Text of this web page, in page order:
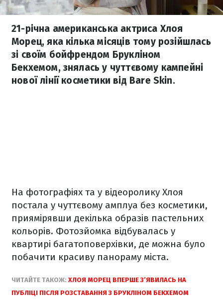
21-річна американська актриса Хлоя
Морец, яка кілька місяців тому розійшлась
зі своїм бойфрендом Брукліном
Бекхемом, знялась у чуттєвому кампейні
нової лінії косметики від Bare Skin.
На фотографіях та у відеоролику Хлоя
постала у чуттєвому амплуа без косметики,
приямірявши декілька образів пастельних
кольорів. Фотозйомка відбувалась у
квартирі багатоповерхівки, де можна було
побачити красиву панораму міста.
ЧИТАЙТЕ ТАКОЖ: ХЛОЯ МОРЕЦ ВПЕРШЕ З’ЯВИЛАСЬ НА
ПУБЛІЦІ ПІСЛЯ РОЗСТАВАННЯ З БРУКЛІНОМ БЕКХЕМОМ